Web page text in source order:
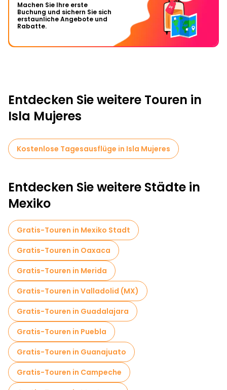
Machen Sie Ihre erste
Buchung und sichern Sie sich
erstaunliche Angebote und
Rabatte.
Entdecken Sie weitere Touren in
Isla Mujeres
Kostenlose Tagesausflüge in Isla Mujeres
Entdecken Sie weitere Städte in
Mexiko
Gratis-Touren in Mexiko Stadt
Gratis-Touren in Oaxaca
Gratis-Touren in Merida
Gratis-Touren in Valladolid (MX)
Gratis-Touren in Guadalajara
Gratis-Touren in Puebla
Gratis-Touren in Guanajuato
Gratis-Touren in Campeche